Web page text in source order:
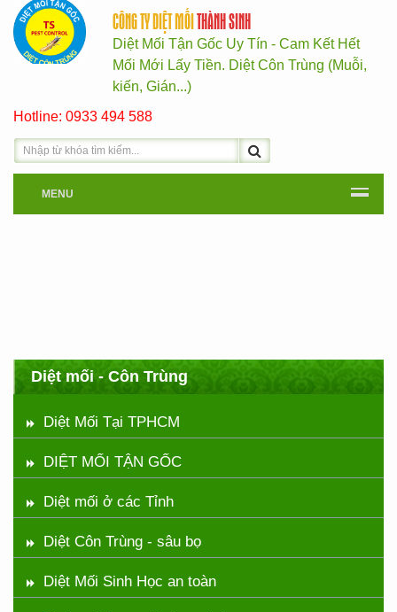
CÔNG TY DIỆT MỐITHÀNH SINH
Diệt Mối Tận Gốc Uy Tín - Cam Kết Hết
Mối Mới Lấy Tiền. Diệt Côn Trùng (Muỗi,
kiến, Gián...)
Hotline: 0933 494 588
MENU
Diệt mối - Côn Trùng
Diệt Mối Tại TPHCM
DIỆT MỐI TẬN GỐC
Diệt mối ở các Tỉnh
Diệt Côn Trùng - sâu bọ
Diệt Mối Sinh Học an toàn